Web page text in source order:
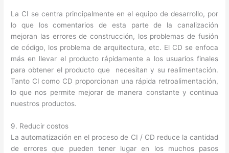
La CI se centra principalmente en el equipo de desarrollo, por
lo que los comentarios de esta parte de la canalización
mejoran las errores de construcción, los problemas de fusión
de código, los problema de arquitectura, etc. El CD se enfoca
más en llevar el producto rápidamente a los usuarios finales
para obtener el producto que necesitan y su realimentación.
Tanto CI como CD proporcionan una rápida retroalimentación,
lo que nos permite mejorar de manera constante y continua
nuestros productos.
9. Reducir costos
La automatización en el proceso de CI / CD reduce la cantidad
de errores que pueden tener lugar en los muchos pasos